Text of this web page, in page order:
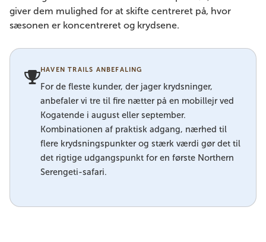
giver dem mulighed for at skifte centreret på, hvor
sæsonen er koncentreret og krydsene.
HAVEN TRAILS ANBEFALING
For de fleste kunder, der jager krydsninger,
anbefaler vi tre til fire nætter på en mobillejr ved
Kogatende i august eller september.
Kombinationen af ​​praktisk adgang, nærhed til
flere krydsningspunkter og stærk værdi gør det til
det rigtige udgangspunkt for en første Northern
Serengeti-safari.